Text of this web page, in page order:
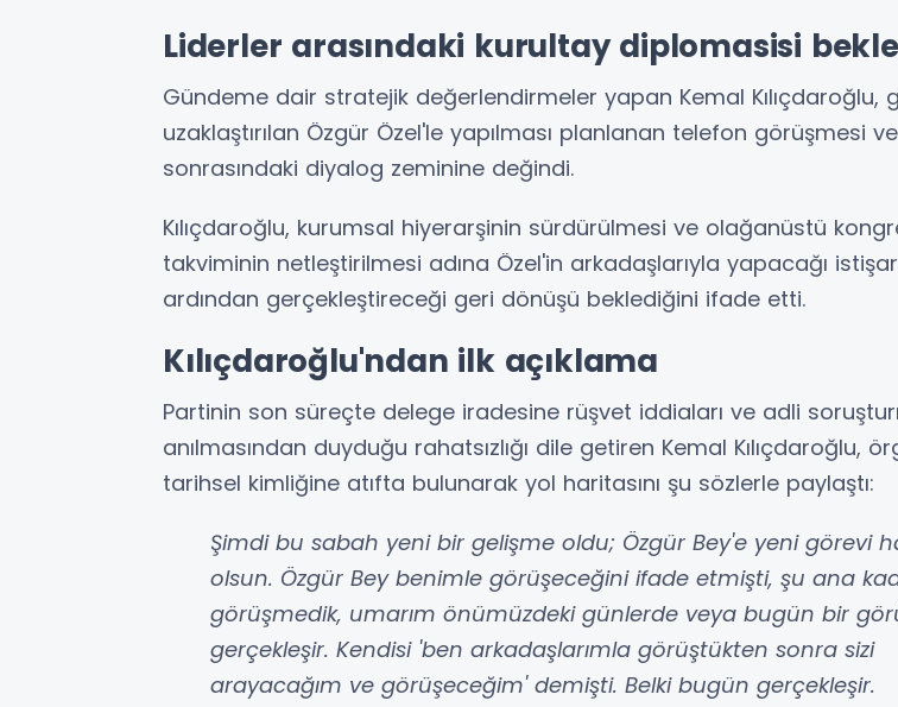
Liderler arasındaki kurultay diplomasisi
Gündeme dair stratejik değerlendirmeler yapan Kemal Kılıçdaroğlu,
uzaklaştırılan Özgür Özel'le yapılması planlanan telefon görüşmesi ve
sonrasındaki diyalog zeminine değindi.
Kılıçdaroğlu, kurumsal hiyerarşinin sürdürülmesi ve olağanüstü
takviminin netleştirilmesi adına Özel'in arkadaşlarıyla yapacağı
ardından gerçekleştireceği geri dönüşü beklediğini ifade etti.
Kılıçdaroğlu'ndan ilk açıklama
Partinin son süreçte delege iradesine rüşvet iddiaları ve adli
anılmasından duyduğu rahatsızlığı dile getiren Kemal Kılıçdaroğlu,
tarihsel kimliğine atıfta bulunarak yol haritasını şu sözlerle paylaştı:
Şimdi bu sabah yeni bir gelişme oldu; Özgür Bey'e yeni görevi
olsun. Özgür Bey benimle görüşeceğini ifade etmişti, şu ana
görüşmedik, umarım önümüzdeki günlerde veya bugün bir
gerçekleşir. Kendisi 'ben arkadaşlarımla görüştükten sonra sizi
arayacağım ve görüşeceğim' demişti. Belki bugün gerçekleşir.